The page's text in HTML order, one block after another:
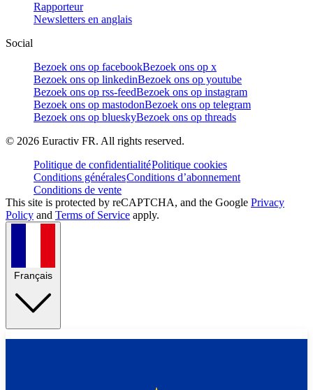
Rapporteur
Newsletters en anglais
Social
Bezoek ons op facebookBezoek ons op x
Bezoek ons op linkedinBezoek ons op youtube
Bezoek ons op rss-feedBezoek ons op instagram
Bezoek ons op mastodonBezoek ons op telegram
Bezoek ons op blueskyBezoek ons op threads
© 2026 Euractiv FR. All rights reserved.
Politique de confidentialitéPolitique cookies
Conditions généralesConditions d’abonnement
Conditions de vente
This site is protected by reCAPTCHA, and the Google Privacy
Policy and Terms of Service apply.
Français